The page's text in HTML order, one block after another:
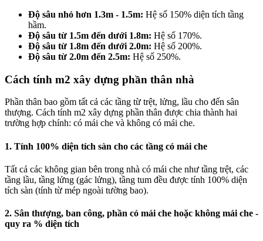
Độ sâu nhỏ hơn 1.3m - 1.5m: Hệ số 150% diện tích tầng
hầm.
Độ sâu từ 1.5m đến dưới 1.8m: Hệ số 170%.
Độ sâu từ 1.8m đến dưới 2.0m: Hệ số 200%.
Độ sâu từ 2.0m đến 2.5m: Hệ số 250%.
Cách tính m2 xây dựng phần thân nhà
Phần thân bao gồm tất cả các tầng từ trệt, lửng, lầu cho đến sân
thượng. Cách tính m2 xây dựng phần thân được chia thành hai
trường hợp chính: có mái che và không có mái che.
1. Tính 100% diện tích sàn cho các tầng có mái che
Tất cả các không gian bên trong nhà có mái che như tầng trệt, các
tầng lầu, tầng lửng (gác lửng), tầng tum đều được tính 100% diện
tích sàn (tính từ mép ngoài tường bao).
2. Sân thượng, ban công, phần có mái che hoặc không mái che -
quy ra % diện tích